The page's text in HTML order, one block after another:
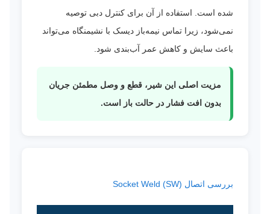
شده است. استفاده از آن برای کنترل دبی توصیه
نمی‌شود، زیرا تماس نیمه‌باز دیسک با نشیمنگاه می‌تواند
باعث سایش و کاهش عمر آب‌بندی شود.
مزیت اصلی این شیر، قطع و وصل مطمئن جریان
بدون افت فشار در حالت باز است.
بررسی اتصال Socket Weld (SW)